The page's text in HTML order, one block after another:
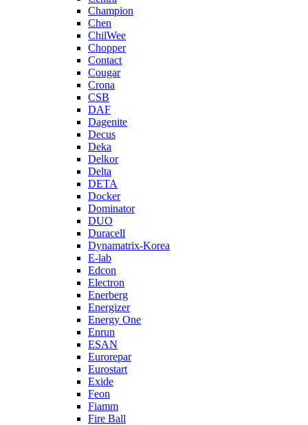
Champion
Chen
ChilWee
Chopper
Contact
Cougar
Crona
CSB
DAF
Dagenite
Decus
Deka
Delkor
Delta
DETA
Docker
Dominator
DUO
Duracell
Dynamatrix-Korea
E-lab
Edcon
Electron
Enerberg
Energizer
Energy One
Enrun
ESAN
Eurorepar
Eurostart
Exide
Feon
Fiamm
Fire Ball